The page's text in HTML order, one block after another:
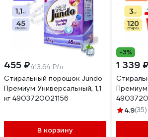
455 ₽413.64 ₽/л
Стиральный порошок Jundo
Премиум Универсальный, 1,1
кг 4903720021156
В корзину
-3%
1 339 ₽
Премиум
4.9(35)